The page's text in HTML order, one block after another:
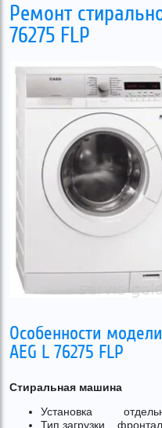
Ремонт
76275 FLP
Особенности
AEG L 76275 FLP
Стиральная машина
Установка
Тип загрузки